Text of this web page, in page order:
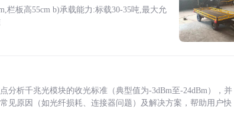
栏板高55cm b)承载能力:标载30-35吨,最大允
分析千兆光模块的收光标准（典型值为-3dBm至-24dBm），并
见原因（如光纤损耗、连接器问题）及解决方案，帮助用户快